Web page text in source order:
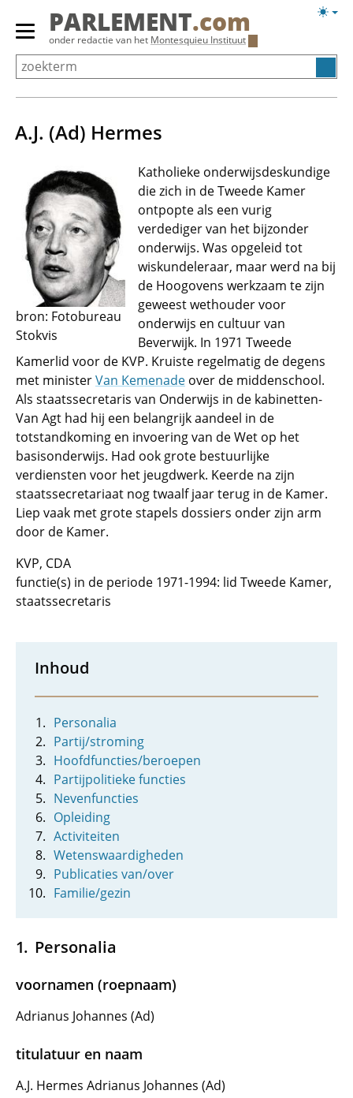
Overslaan
Primair
menu
tonen/verbergen
PARLEMENT.com
onder redactie van het Montesquieu Instituut
A.J. (Ad) Hermes
bron: Fotobureau
Stokvis
Katholieke onderwijsdeskundige
die zich in de Tweede Kamer
ontpopte als een vurig
verdediger van het bijzonder
onderwijs. Was opgeleid tot
wiskundeleraar, maar werd na bij
de Hoogovens werkzaam te zijn
geweest wethouder voor
onderwijs en cultuur van
Beverwijk. In 1971 Tweede
Kamerlid voor de KVP. Kruiste regelmatig de degens
met ministerVan Kemenade over de middenschool.
Als staatssecretaris van Onderwijs in de kabinetten-
Van Agt had hij een belangrijk aandeel in de
totstandkoming en invoering van de Wet op het
basisonderwijs. Had ook grote bestuurlijke
verdiensten voor het jeugdwerk. Keerde na zijn
staatssecretariaat nog twaalf jaar terug in de Kamer.
Liep vaak met grote stapels dossiers onder zijn arm
door de Kamer.
KVP, CDA
functie(s) in de periode 1971-1994: lid Tweede Kamer,
staatssecretaris
Inhoud
Personalia
Partij/stroming
Hoofdfuncties/beroepen
Partijpolitieke functies
Nevenfuncties
Opleiding
Activiteiten
Wetenswaardigheden
Publicaties van/over
Familie/gezin
Personalia
voornamen (roepnaam)
Adrianus Johannes (Ad)
titulatuur en naam
A.J. Hermes Adrianus Johannes (Ad)